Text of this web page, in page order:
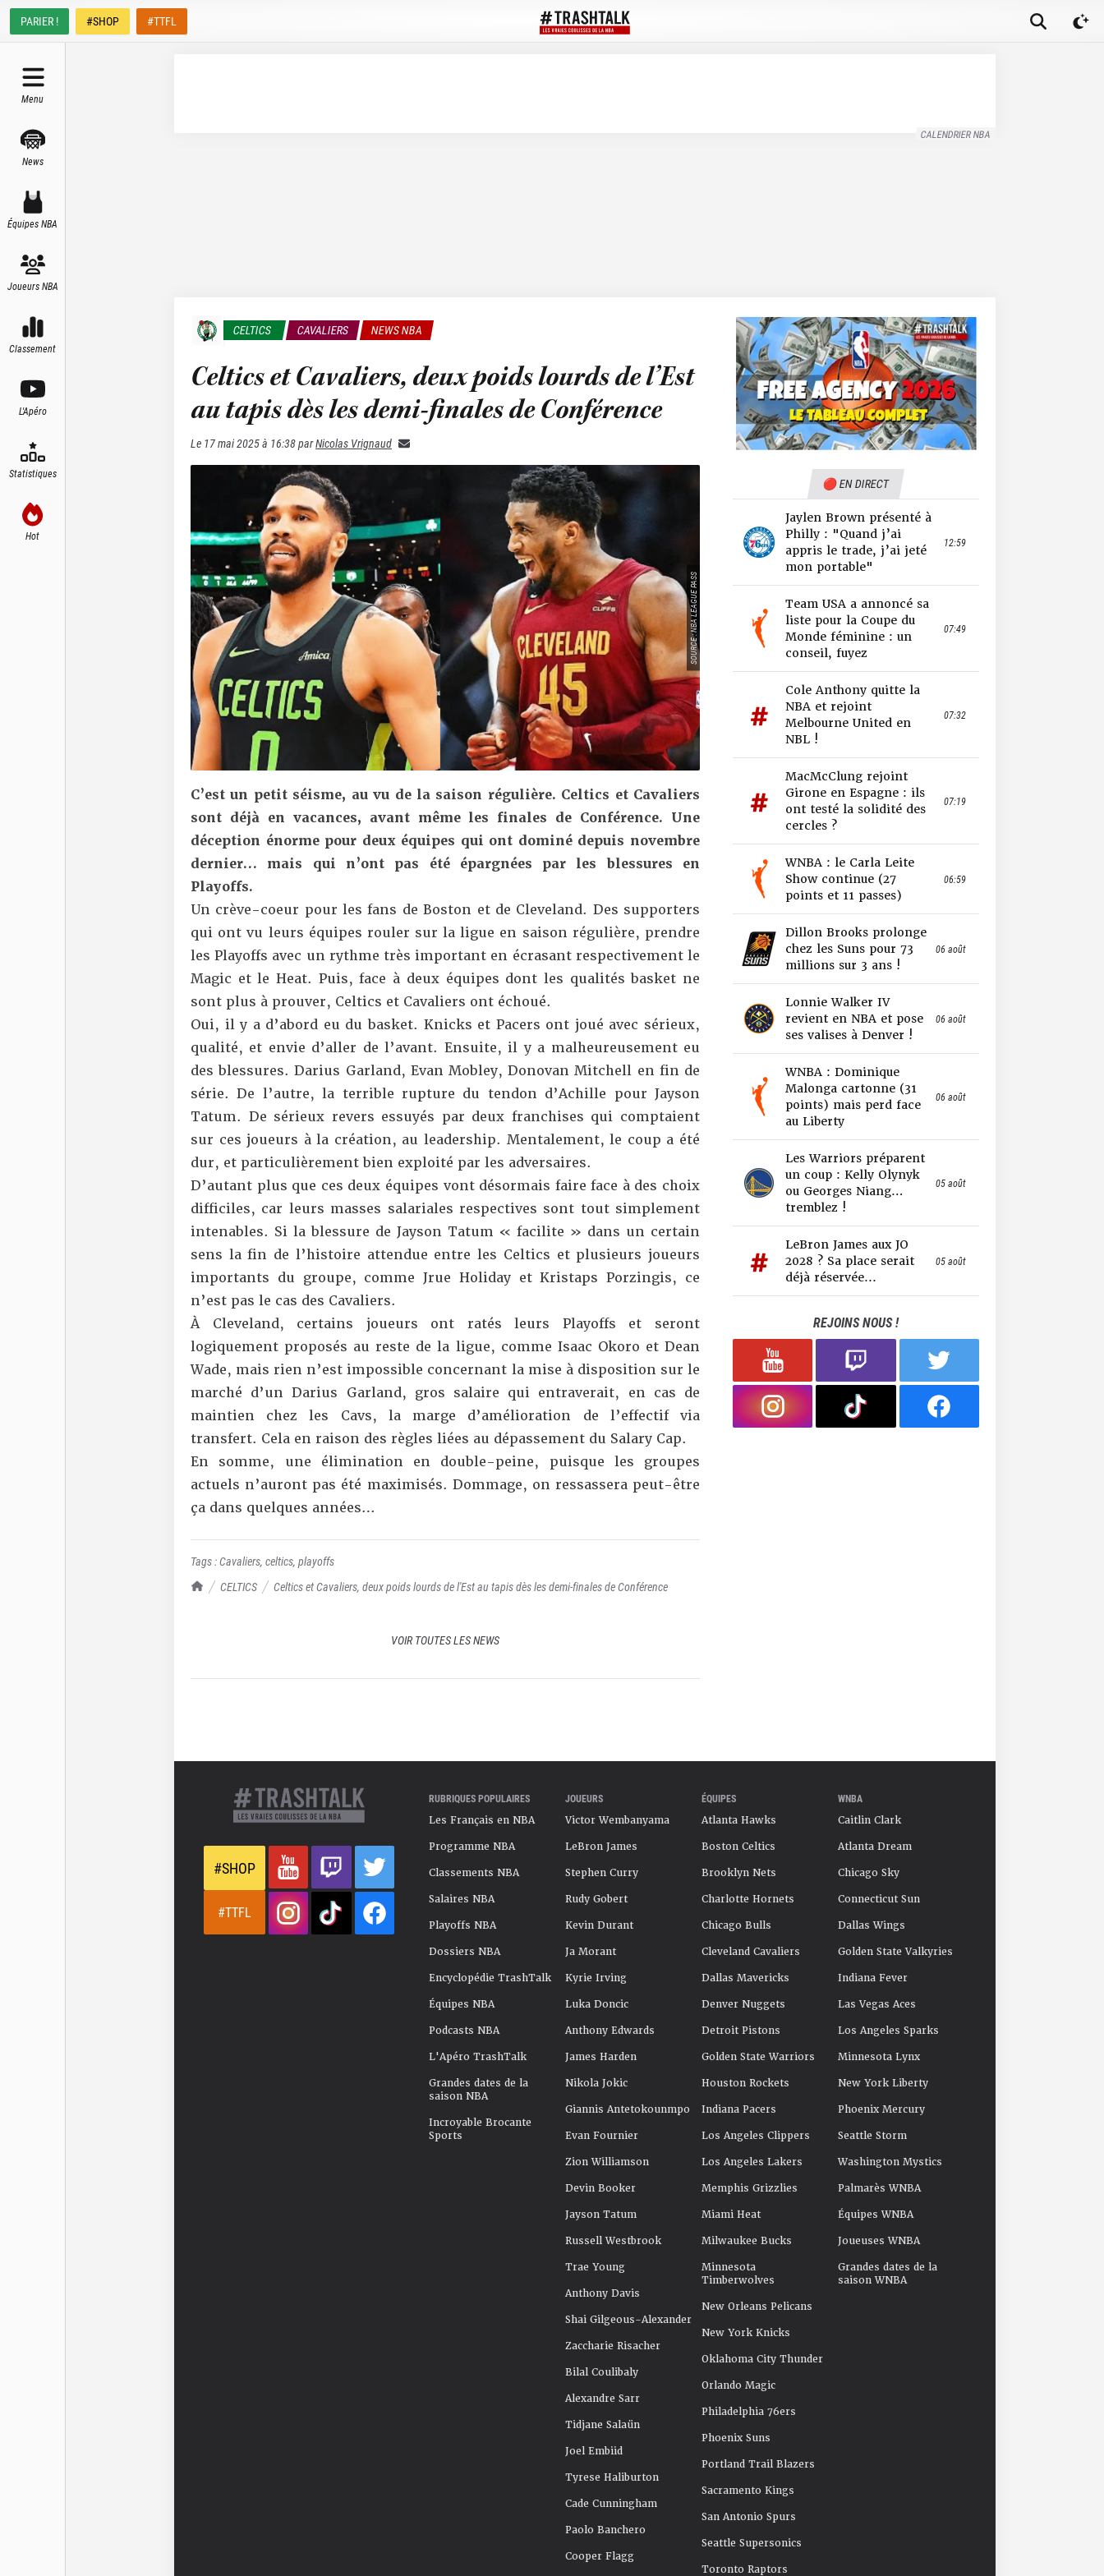
PARIER ! #SHOP #TTFL
Menu
News
Équipes NBA
Joueurs NBA
Classement
L'Apéro
Statistiques
Hot
CALENDRIER NBA
TrashTalk Actu NBA
CELTICS Celtics et Cavaliers, deux poids lourds de l'Est au tapis dès les demi-finales de Conférence
CELTICS CAVALIERS NEWS NBA
Celtics et Cavaliers, deux poids lourds de l’Est
au tapis dès les demi-finales de Conférence
Le 17 mai 2025 à 16:38parNicolas Vrignaud
SOURCE : NBA LEAGUE PASS
C’est un petit séisme, au vu de la saison régulière. Celtics et Cavaliers
sont déjà en vacances, avant même les finales de Conférence. Une
déception énorme pour deux équipes qui ont dominé depuis novembre
dernier… mais qui n’ont pas été épargnées par les blessures en
Playoffs.
Un crève-coeur pour les fans de Boston et de Cleveland. Des supporters
qui ont vu leurs équipes rouler sur la ligue en saison régulière, prendre
les Playoffs avec un rythme très important en écrasant respectivement le
Magic et le Heat. Puis, face à deux équipes dont les qualités basket ne
sont plus à prouver, Celtics et Cavaliers ont échoué.
Oui, il y a d’abord eu du basket. Knicks et Pacers ont joué avec sérieux,
qualité, et envie d’aller de l’avant. Ensuite, il y a malheureusement eu
des blessures. Darius Garland, Evan Mobley, Donovan Mitchell en fin de
série. De l’autre, la terrible rupture du tendon d’Achille pour Jayson
Tatum. De sérieux revers essuyés par deux franchises qui comptaient
sur ces joueurs à la création, au leadership. Mentalement, le coup a été
dur, et particulièrement bien exploité par les adversaires.
D’autant plus que ces deux équipes vont désormais faire face à des choix
difficiles, car leurs masses salariales respectives sont tout simplement
intenables. Si la blessure de Jayson Tatum « facilite » dans un certain
sens la fin de l’histoire attendue entre les Celtics et plusieurs joueurs
importants du groupe, comme Jrue Holiday et Kristaps Porzingis, ce
n’est pas le cas des Cavaliers.
À Cleveland, certains joueurs ont ratés leurs Playoffs et seront
logiquement proposés au reste de la ligue, comme Isaac Okoro et Dean
Wade, mais rien n’est impossible concernant la mise à disposition sur le
marché d’un Darius Garland, gros salaire qui entraverait, en cas de
maintien chez les Cavs, la marge d’amélioration de l’effectif via
transfert. Cela en raison des règles liées au dépassement du Salary Cap.
En somme, une élimination en double-peine, puisque les groupes
actuels n’auront pas été maximisés. Dommage, on ressassera peut-être
ça dans quelques années…
Tags :Cavaliers, celtics, playoffs
VOIR TOUTES LES NEWS
🔴 EN DIRECT
Jaylen Brown présenté à
Philly : "Quand j’ai
appris le trade, j’ai jeté
mon portable"
12:59
Team USA a annoncé sa
liste pour la Coupe du
Monde féminine : un
conseil, fuyez
07:49
Cole Anthony quitte la
NBA et rejoint
Melbourne United en
NBL !
07:32
MacMcClung rejoint
Girone en Espagne : ils
ont testé la solidité des
cercles ?
07:19
WNBA : le Carla Leite
Show continue (27
points et 11 passes)
06:59
Dillon Brooks prolonge
chez les Suns pour 73
millions sur 3 ans !
06 août
Lonnie Walker IV
revient en NBA et pose
ses valises à Denver !
06 août
WNBA : Dominique
Malonga cartonne (31
points) mais perd face
au Liberty
06 août
Les Warriors préparent
un coup : Kelly Olynyk
ou Georges Niang…
tremblez !
05 août
LeBron James aux JO
2028 ? Sa place serait
déjà réservée...
05 août
REJOINS NOUS !
#SHOP
#TTFL
RUBRIQUES POPULAIRES
Les Français en NBA
Programme NBA
Classements NBA
Salaires NBA
Playoffs NBA
Dossiers NBA
Encyclopédie TrashTalk
Équipes NBA
Podcasts NBA
L'Apéro TrashTalk
Grandes dates de la
saison NBA
Incroyable Brocante
Sports
JOUEURS
Victor Wembanyama
LeBron James
Stephen Curry
Rudy Gobert
Kevin Durant
Ja Morant
Kyrie Irving
Luka Doncic
Anthony Edwards
James Harden
Nikola Jokic
Giannis Antetokounmpo
Evan Fournier
Zion Williamson
Devin Booker
Jayson Tatum
Russell Westbrook
Trae Young
Anthony Davis
Shai Gilgeous-Alexander
Zaccharie Risacher
Bilal Coulibaly
Alexandre Sarr
Tidjane Salaün
Joel Embiid
Tyrese Haliburton
Cade Cunningham
Paolo Banchero
Cooper Flagg
ÉQUIPES
Atlanta Hawks
Boston Celtics
Brooklyn Nets
Charlotte Hornets
Chicago Bulls
Cleveland Cavaliers
Dallas Mavericks
Denver Nuggets
Detroit Pistons
Golden State Warriors
Houston Rockets
Indiana Pacers
Los Angeles Clippers
Los Angeles Lakers
Memphis Grizzlies
Miami Heat
Milwaukee Bucks
Minnesota
Timberwolves
New Orleans Pelicans
New York Knicks
Oklahoma City Thunder
Orlando Magic
Philadelphia 76ers
Phoenix Suns
Portland Trail Blazers
Sacramento Kings
San Antonio Spurs
Seattle Supersonics
Toronto Raptors
WNBA
Caitlin Clark
Atlanta Dream
Chicago Sky
Connecticut Sun
Dallas Wings
Golden State Valkyries
Indiana Fever
Las Vegas Aces
Los Angeles Sparks
Minnesota Lynx
New York Liberty
Phoenix Mercury
Seattle Storm
Washington Mystics
Palmarès WNBA
Équipes WNBA
Joueuses WNBA
Grandes dates de la
saison WNBA